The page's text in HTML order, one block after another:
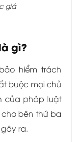
giá
gì?
hiểm trách
buộc mọi chủ
của pháp luật
bên thứ ba
ra.